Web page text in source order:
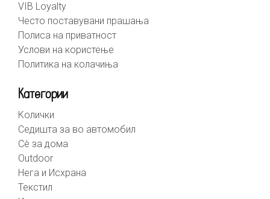
VIB Loyalty
Често поставувани прашања
Полиса на приватност
Услови на користење
Политика на колачиња
Категории
Колички
Седишта за во автомобил
Сè за дома
Outdoor
Нега и Исхрана
Текстил